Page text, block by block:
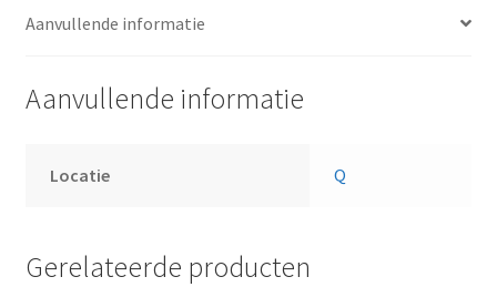
Aanvullende informatie
Aanvullende informatie
Locatie Q
Gerelateerde producten